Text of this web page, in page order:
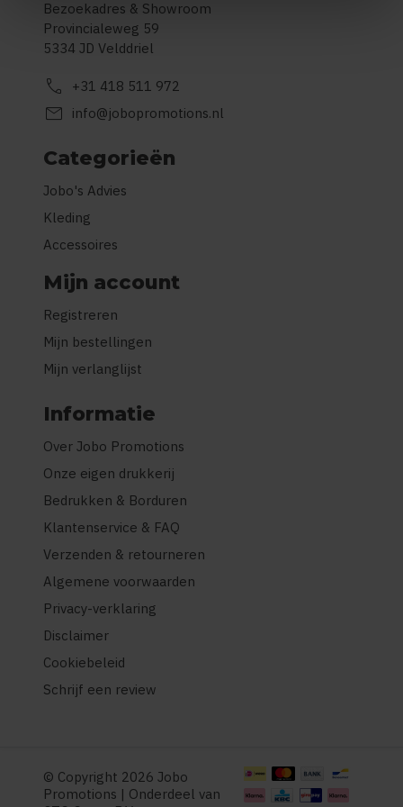
Bezoekadres & Showroom
Provincialeweg 59
5334 JD Velddriel
call +31 418 511 972
mail info@jobopromotions.nl
Categorieën
Jobo's Advies
Kleding
Accessoires
Mijn account
Registreren
Mijn bestellingen
Mijn verlanglijst
Informatie
Over Jobo Promotions
Onze eigen drukkerij
Bedrukken & Borduren
Klantenservice & FAQ
Verzenden & retourneren
Algemene voorwaarden
Privacy-verklaring
Disclaimer
Cookiebeleid
Schrijf een review
© Copyright 2026 Jobo
Promotions | Onderdeel van